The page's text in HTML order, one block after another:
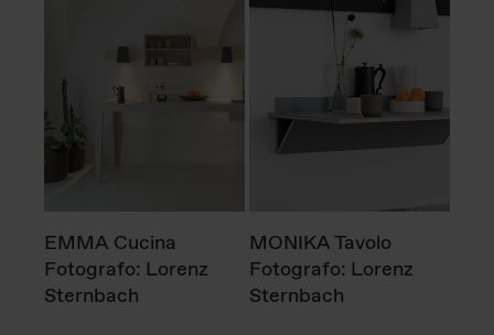
EMMA Cucina
Fotografo: Lorenz
Sternbach
MONIKA Tavolo
Fotografo: Lorenz
Sternbach